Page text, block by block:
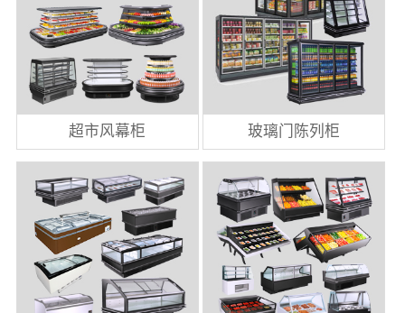
超市风幕柜 玻璃门陈列柜